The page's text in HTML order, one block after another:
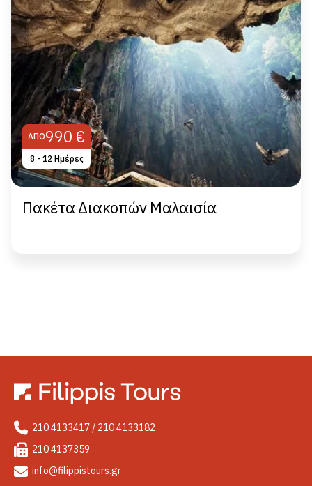
ΑΠΌ990 €
8 - 12 Hμέρες
Πακέτα Διακοπών Μαλαισία
210 4133417 / 210 4133182
210 4137359
info@filippistours.gr